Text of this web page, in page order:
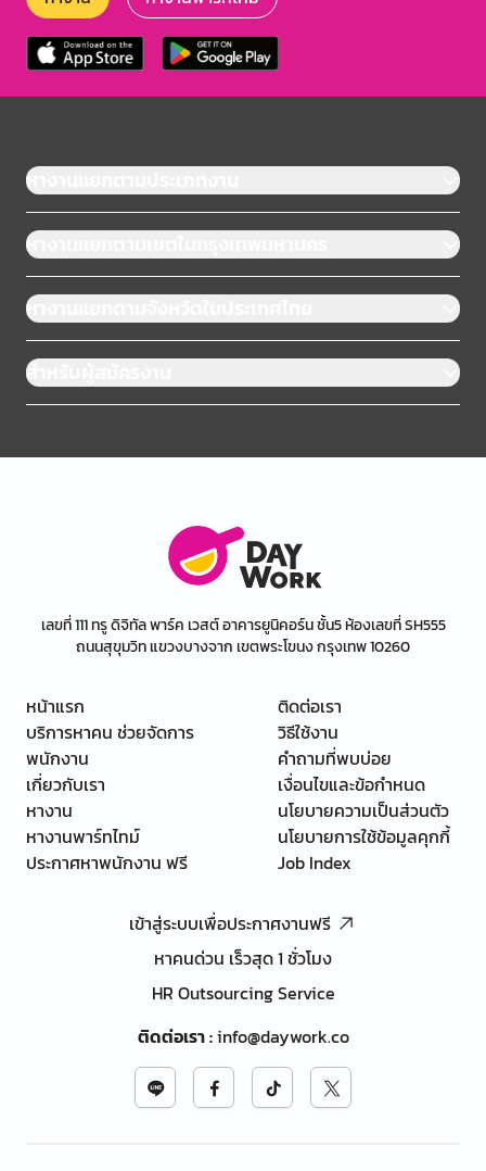
หางานแยกตามประเภทงาน
หางานแยกตามเขตในกรุงเทพมหานคร
หางานแยกตามจังหวัดในประเทศไทย
สำหรับผู้สมัครงาน
เลขที่ 111 ทรู ดิจิทัล พาร์ค เวสต์ อาคารยูนิคอร์น ชั้น5 ห้องเลขที่ SH555
ถนนสุขุมวิท แขวงบางจาก เขตพระโขนง กรุงเทพ 10260
หน้าแรก
บริการหาคน ช่วยจัดการ
พนักงาน
เกี่ยวกับเรา
หางาน
หางานพาร์ทไทม์
ประกาศหาพนักงาน ฟรี
ติดต่อเรา
วิธีใช้งาน
คำถามที่พบบ่อย
เงื่อนไขและข้อกำหนด
นโยบายความเป็นส่วนตัว
นโยบายการใช้ข้อมูลคุกกี้
Job Index
เข้าสู่ระบบเพื่อประกาศงานฟรี
หาคนด่วน เร็วสุด 1 ชั่วโมง
HR Outsourcing Service
ติดต่อเรา:info@daywork.co